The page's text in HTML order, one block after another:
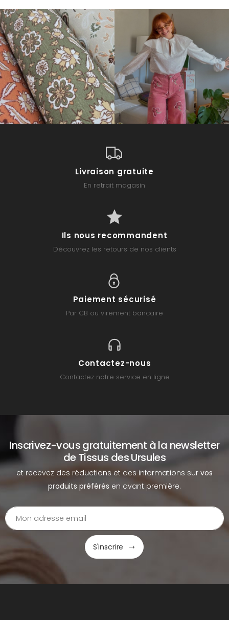
Livraison gratuite
En retrait magasin
Ils nous recommandent
Découvrez les retours de nos clients
Paiement sécurisé
Par CB ou virement bancaire
Contactez-nous
Contactez notre service en ligne
Inscrivez-vous gratuitement à la newsletter
de Tissus des Ursules
et recevez des réductions et des informations sur vos
produits préférés en avant première.
S'inscrire